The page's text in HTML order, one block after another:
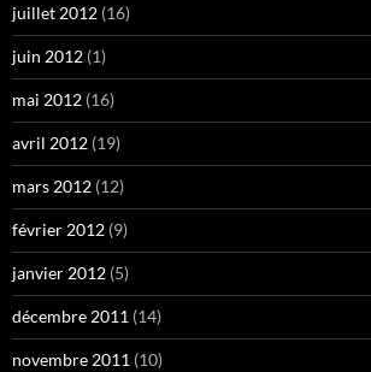
juillet 2012 (16)
juin 2012 (1)
mai 2012 (16)
avril 2012 (19)
mars 2012 (12)
février 2012 (9)
janvier 2012 (5)
décembre 2011 (14)
novembre 2011 (10)